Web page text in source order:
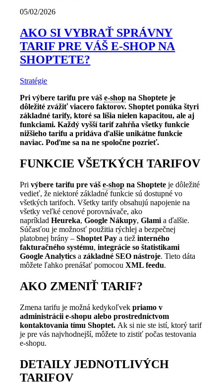
05/02/2026
AKO SI VYBRAŤ SPRÁVNY
TARIF PRE VÁŠ E-SHOP NA
SHOPTETE?
Stratégie
Pri výbere tarifu pre váše-shop na Shoptete je
dôležité zvážiť viacero faktorov. Shoptet ponúka štyri
základné tarify, ktoré sa líšia nielen kapacitou, ale aj
funkciami. Každý vyšší tarif zahŕňa všetky funkcie
nižšieho tarifu a pridáva ďalšie unikátne funkcie
naviac. Poďme sa na ne spoločne pozrieť.
FUNKCIE VŠETKÝCH TARIFOV
Privýbere tarifu pre váše-shop na Shoptete je dôležité
vedieť, že niektoré základné funkcie sú dostupné vo
všetkých tarifoch. Všetky tarify obsahujú napojenie na
všetky veľké cenové porovnávače, ako
napríkladHeureka,Google Nákupy,Glamia ďalšie.
Súčasťou je možnosť použitia rýchlej a bezpečnej
platobnej brány –Shoptet Pay a tiežinterného
fakturačného systému,integrácie so štatistikami
Google Analyticsazákladné SEO nástroje. Tieto dáta
môžete ľahko prenášať pomocouXML feedu.
AKO ZMENIŤ TARIF?
Zmena tarifu je možná kedykoľvek priamo v
administrácii e-shopu alebo prostredníctvom
kontaktovania tímu Shoptet. Ak si nie ste istí, ktorý tarif
je pre vás najvhodnejší, môžete to zistiť počas testovania
e-shopu.
DETAILY JEDNOTLIVÝCH
TARIFOV